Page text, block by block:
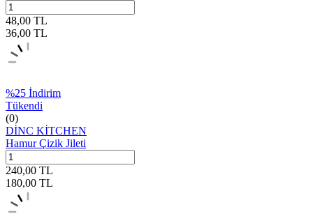
48,00 TL
36,00 TL
%25 İndirim
Tükendi
(0)
DİNC KİTCHEN
Hamur Çizik Jileti
240,00 TL
180,00 TL